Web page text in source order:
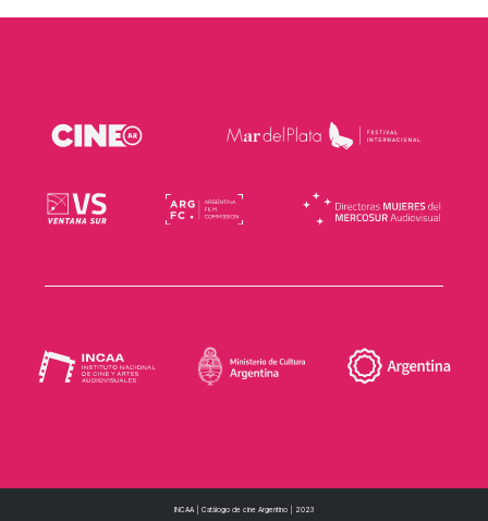
INCAA | Catálogo de cine Argentino | 2023